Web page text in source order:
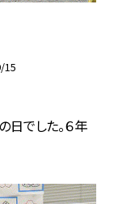
15
でした。６年